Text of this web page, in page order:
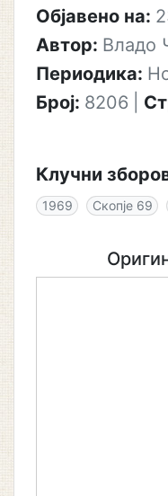
Објавено на:
Автор: Владо
Периодика:
Број: 8206
Клучни
1969 Скопје 69